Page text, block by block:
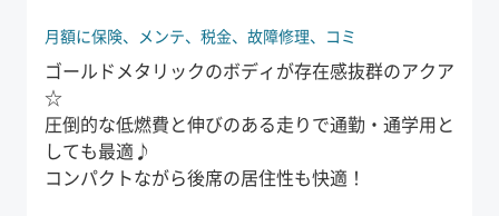
月額に保険、 メンテ、 税金、 故障修理、 コミ
ゴールドメタリックのボディが存在感抜群のアクア
☆
圧倒的な低燃費と伸びのある走りで通勤・通学用と
しても最適♪
コンパクトながら後席の居住性も快適！